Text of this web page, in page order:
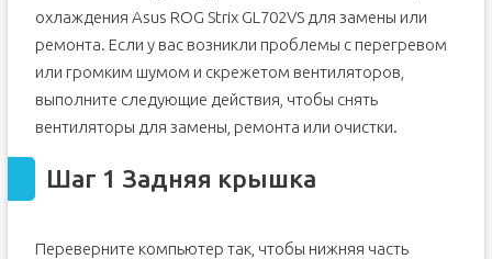
охлаждения Asus ROG Strix GL702VS для замены или
ремонта. Если у вас возникли проблемы с перегревом
или громким шумом и скрежетом вентиляторов,
выполните следующие действия, чтобы снять
вентиляторы для замены, ремонта или очистки.
Шаг 1 Задняя крышка
Переверните компьютер так, чтобы нижняя часть